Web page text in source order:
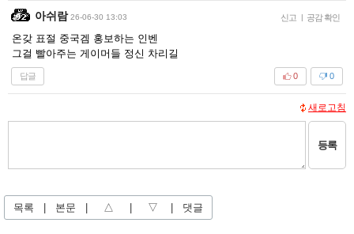
아쉬람 26-06-30 13:03 신고 | 공감 확인
온갖 표절 중국겜 홍보하는 인벤
그걸 빨아주는 게이머들 정신 차리길
답글 0
0
새로고침
등록
목록 | 본문 | △ | ▽ | 댓글